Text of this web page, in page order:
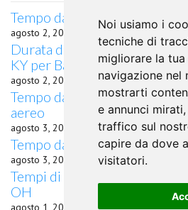
Noi usiamo i
tecniche di
migliorare la
navigazione nel
mostrarti
e annunci
traffico sul
capire da dove
visitatori.
Tempo da Pikeville, KY a
agosto 2, 2026
Durata del volo quanto dura il
KY per Balaton
agosto 2, 2026
Tempo da Pikeville, KY a Salt
aereo
agosto 3, 2026
Tempo da Pikeville, KY a
agosto 3, 2026
Tempi di percorrenza volo
OH
agosto 1, 2026